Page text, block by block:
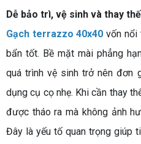
Dễ bảo trì, vệ sinh và thay thế
Gạch terrazzo 40x40 vốn nổi
bẩn tốt. Bề mặt mài phẳng
quá trình vệ sinh trở nên đơn
dụng cụ cọ nhẹ. Khi cần thay
được tháo ra mà không ảnh
Đây là yếu tố quan trọng giúp